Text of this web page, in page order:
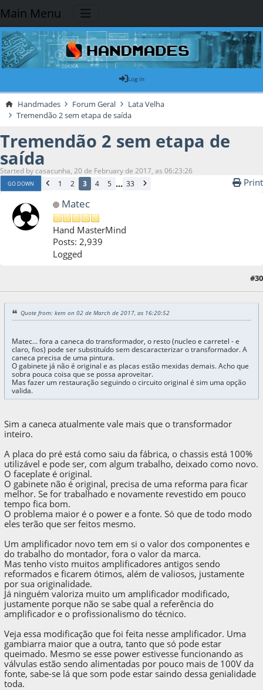
Main Menu
Log in
Handmades Forum Geral
Lata Velha
Tremendão 2 sem etapa de saída
Tremendão 2 sem etapa de
saída
Started by casacunha, 20 de February de 2017, as 06:23:26
GO DOWN 1 2 3 4 5 ... 33 Print
Matec
Hand MasterMind
Posts: 2,939
Logged
#30
Quote from: kem on 02 de March de 2017, as 16:20:52
Matec... fora a caneca do transformador, o resto (nucleo e carretel - e
claro, fios) pode ser substituído sem descaracterizar o transformador. A
caneca precisa de uma pintura.
O gabinete já não é original e as placas estão mexidas demais. Acho que
sobra pouca coisa que se possa aproveitar.
Mas fazer um restauração seguindo o circuito original é sim uma opção
valida.
Sim a caneca atualmente vale mais que o transformador
inteiro.
A placa do pré está como saiu da fábrica, o chassis está 100%
utilizável e pode ser, com algum trabalho, deixado como novo.
O faceplate é original.
O gabinete não é original, precisa de uma reforma para ficar
melhor. Se for trabalhado e novamente revestido em pouco
tempo fica bom.
O problema maior é o power e a fonte. Só que de todo modo
eles terão que ser feitos mesmo.
Um amplificador novo tem em si o valor dos componentes e
do trabalho do montador, fora o valor da marca.
Mas tenho visto muitos amplificadores antigos sendo
reformados e ficarem ótimos, além de valiosos, justamente
por sua originalidade.
Já ninguém valoriza muito um amplificador modificado,
justamente porque não se sabe qual a referência do
amplificador e o profissionalismo do técnico.
Veja essa modificação que foi feita nesse amplificador. Uma
gambiarra maior que a outra, tanto que só pode estar
queimado. Mesmo se esse power estivesse funcionando as
válvulas estão sendo alimentadas por pouco mais de 100V da
fonte, sabe-se lá que som pode estar saindo dessa genialidade
toda.